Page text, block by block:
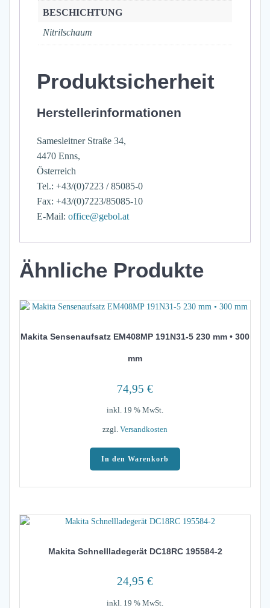
BESCHICHTUNG
Nitrilschaum
Produktsicherheit
Herstellerinformationen
Samesleitner Straße 34,
4470 Enns,
Österreich
Tel.: +43/(0)7223 / 85085-0
Fax: +43/(0)7223/85085-10
E-Mail: office@gebol.at
Ähnliche Produkte
Makita Sensenaufsatz EM408MP 191N31-5 230 mm • 300
mm
74,95 €
inkl. 19 % MwSt.
zzgl. Versandkosten
In den Warenkorb
Makita Schnellladegerät DC18RC 195584-2
24,95 €
inkl. 19 % MwSt.